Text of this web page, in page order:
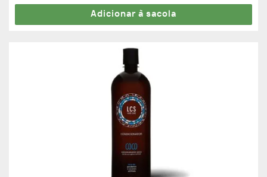
Adicionar à sacola